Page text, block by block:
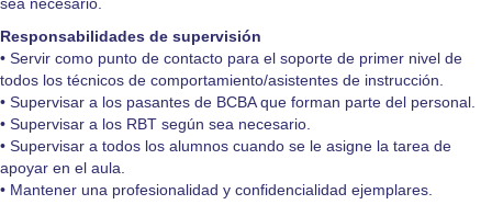
Responsabilidades de supervisión
• Servir como punto de contacto para el soporte de primer nivel de
todos los técnicos de comportamiento/asistentes de instrucción.
• Supervisar a los pasantes de BCBA que forman parte del personal.
• Supervisar a los RBT según sea necesario.
• Supervisar a todos los alumnos cuando se le asigne la tarea de
apoyar en el aula.
• Mantener una profesionalidad y confidencialidad ejemplares.